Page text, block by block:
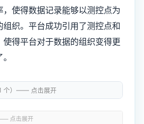
，使得数据记录能够以测控点为
组织。平台成功引用了测控点和
使得平台对于数据的组织变得更
个）—— 点击展开
点击展开